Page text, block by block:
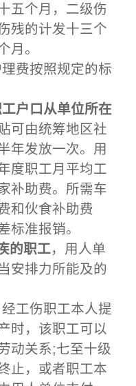
五个月，二级伤
残的计发十三个
月。
费按照规定的标
户口从单位所在
可由统筹地区社
年发放一次。用
度职工月平均工
补助费。所需车
和伙食补助费
标准报销。
的职工，用人单
安排力所能及的
工伤职工本人提
时，该职工可以
动关系;七至十级
止，或者职工本